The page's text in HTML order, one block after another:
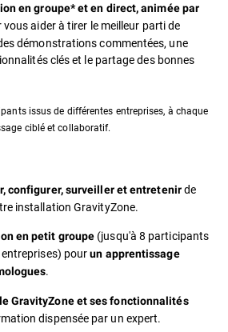
en groupe* et en direct, animée par
vous aider à tirer le meilleur parti de
démonstrations commentées, une
clés et le partage des bonnes
issus de différentes entreprises, à chaque
ciblé et collaboratif.
configurer, surveiller et entretenirde
installation GravityZone.
en petit groupe (jusqu'à 8 participants
pourun apprentissage
.
GravityZone et ses fonctionnalités
dispensée par un expert.